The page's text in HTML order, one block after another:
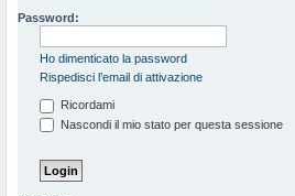
Password:
Ho dimenticato la password
Rispedisci l’email di attivazione
Ricordami
Nascondi il mio stato per questa sessione